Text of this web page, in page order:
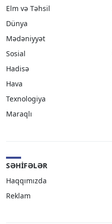
Elm və Təhsil
Dünya
Mədəniyyət
Sosial
Hadisə
Hava
Texnologiya
Maraqlı
SƏHIFƏLƏR
Haqqımızda
Reklam